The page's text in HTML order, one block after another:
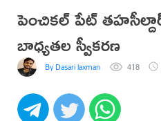
పెంచికల్ పేట్
బాధ్యతల స్వీకరణ
By Dasari laxman 418